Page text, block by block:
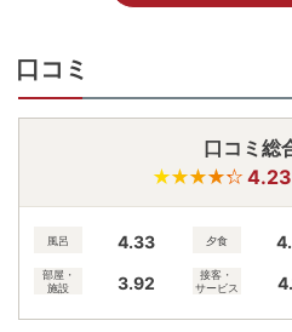
口コミ
口コミ総
4.23
風呂 4.33 夕食
部屋・
施設
3.92
接客・
サービス